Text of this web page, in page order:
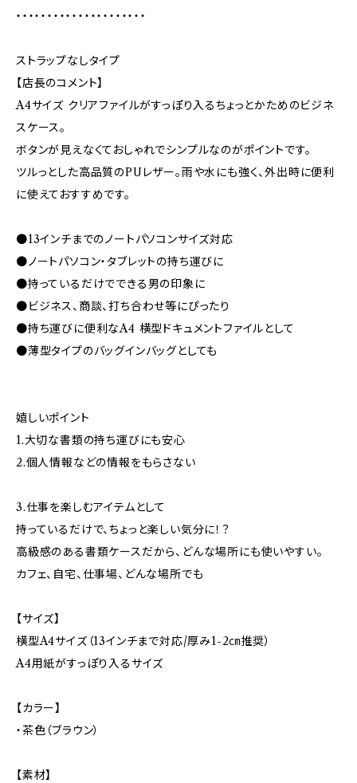
・・・・・・・・・・・・・・・・・・・・・
ストラップなしタイプ
【店長のコメント】
A4サイズ クリアファイルがすっぽり入るちょっとかためのビジネ
スケース。
ボタンが見えなくておしゃれでシンプルなのがポイントです。
ツルっとした高品質のPUレザー。雨や水にも強く、外出時に便利
に使えておすすめです。
●13インチまでのノートパソコンサイズ対応
●ノートパソコン・タブレットの持ち運びに
●持っているだけでできる男の印象に
●ビジネス、商談、打ち合わせ等にぴったり
●持ち運びに便利なA4 横型ドキュメントファイルとして
●薄型タイプのバッグインバッグとしても
嬉しいポイント
1.大切な書類の持ち運びにも安心
2.個人情報などの情報をもらさない
3.仕事を楽しむアイテムとして
持っているだけで、ちょっと楽しい気分に！？
高級感のある書類ケースだから、どんな場所にも使いやすい。
カフェ、自宅、仕事場、どんな場所でも
【サイズ】
横型A4サイズ（13インチまで対応/厚み1-2㎝推奨）
A4用紙がすっぽり入るサイズ
【カラー】
・茶色（ブラウン）
【素材】